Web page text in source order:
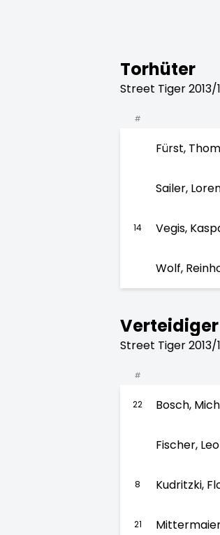
Torhüter
Street Tiger 2013/
#
Fürst,
Sailer,
14 Vegis,
Wolf,
Verteidiger
Street Tiger 2013/
#
22 Bosch,
Fischer,
8 Kudritzki,
21